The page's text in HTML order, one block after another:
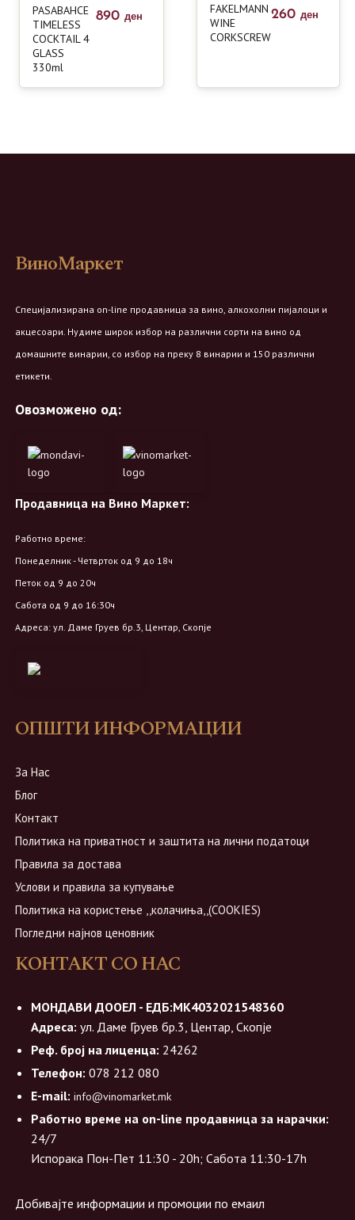
PASABAHCE
TIMELESS
COCKTAIL 4
GLASS
330ml
890 ден
FAKELMANN
WINE
CORKSCREW
260 ден
ВиноМаркет
Специјализирана on-line продавница за вино, алкохолни пијалоци и
акцесоари. Нудиме широк избор на различни сорти на вино од
домашните винарии, со избор на преку 8 винарии и 150 различни
етикети.
Овозможено од:
Продавница на Вино Маркет:
Работно време:
Понеделник - Четврток од 9 до 18ч
Петок од 9 до 20ч
Сабота од 9 до 16:30ч
Адреса: ул. Даме Груев бр.3, Центар, Скопје
ОПШТИ ИНФОРМАЦИИ
За Нас
Блог
Контакт
Политика на приватност и заштита на лични податоци
Правила за достава
Услови и правила за купување
Политика на користење ,,колачиња,,(COOKIES)
Погледни најнов ценовник
КОНТАКТ СО НАС
МОНДАВИ ДООЕЛ - ЕДБ:МК4032021548360
Адреса: ул. Даме Груев бр.3, Центар, Скопје
Реф. број на лиценца: 24262
Телефон: 078 212 080
E-mail: info@vinomarket.mk
Работно време на on-line продавница за нарачки:
24/7
Испорака Пон-Пет 11:30 - 20h; Сабота 11:30-17h
Добивајте информации и промоции по емаил